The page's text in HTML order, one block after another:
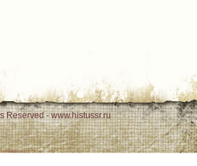
Reserved - www.histussr.ru